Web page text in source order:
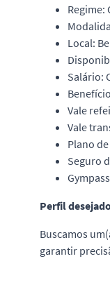
Regime:
Local:
Salário:
Vale
Vale
Plano
Seguro
Perfil
Buscamos
garantir